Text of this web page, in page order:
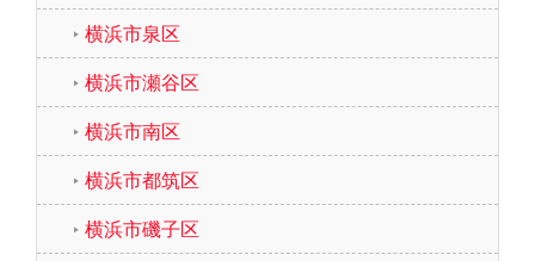
横浜市泉区
横浜市瀬谷区
横浜市南区
横浜市都筑区
横浜市磯子区